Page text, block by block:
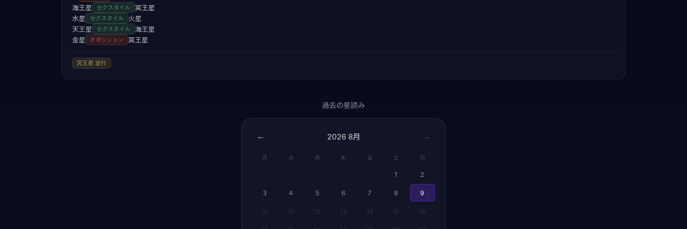
海王星
セクスタイル
冥王星
水星
セクスタイル
火星
天王星
セクスタイル
海王星
金星
オポジション 冥王星
冥王星 逆行
過去の星読み
← 2026 8月 →
月 火 水 木 金 土 日
1 2
3 4 5 6 7 8 9
10 11 12 13 14 15 16